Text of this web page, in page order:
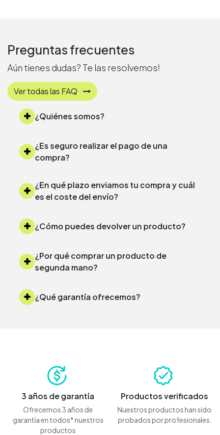
Preguntas frecuentes
Aún tienes dudas? Te las resolvemos!
Ver todas las FAQ
¿Quiénes somos?
¿Es seguro realizar el pago de una
compra?
¿En qué plazo enviamos tu compra y cuál
es el coste del envío?
¿Cómo puedes devolver un producto?
¿Por qué comprar un producto de
segunda mano?
¿Qué garantía ofrecemos?
3 años de garantía
Ofrecemos 3 años de
garantía en todos* nuestros
productos
Productos verificados
Nuestros productos han sido
probados por profesionales.